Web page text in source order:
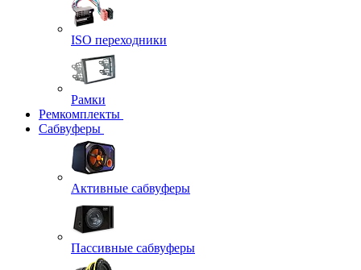
ISO переходники
Рамки
Ремкомплекты
Сабвуферы
Активные сабвуферы
Пассивные сабвуферы